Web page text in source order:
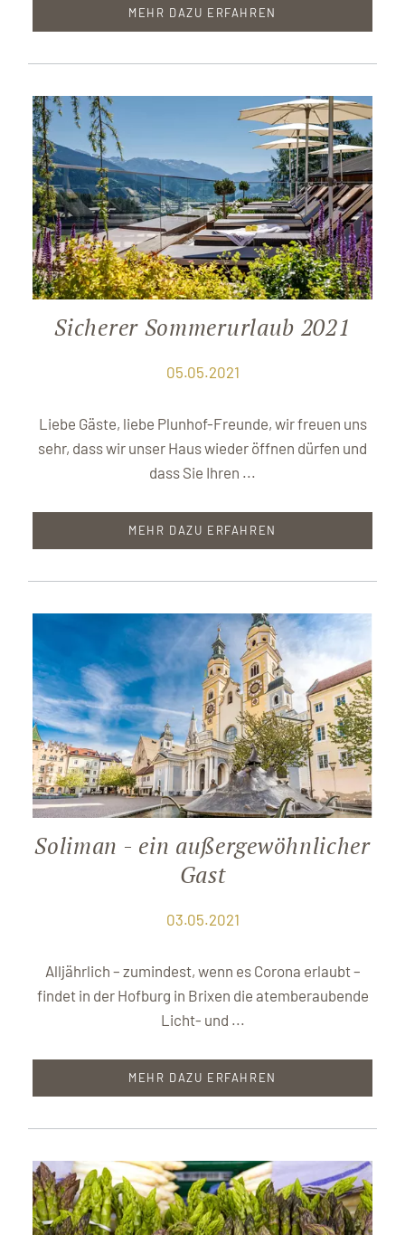
MEHR DAZU ERFAHREN
Sicherer Sommerurlaub 2021
05.05.2021
Liebe Gäste, liebe Plunhof-Freunde, wir freuen uns
sehr, dass wir unser Haus wieder öffnen dürfen und
dass Sie Ihren ...
MEHR DAZU ERFAHREN
Soliman - ein außergewöhnlicher
Gast
03.05.2021
Alljährlich – zumindest, wenn es Corona erlaubt –
findet in der Hofburg in Brixen die atemberaubende
Licht- und ...
MEHR DAZU ERFAHREN